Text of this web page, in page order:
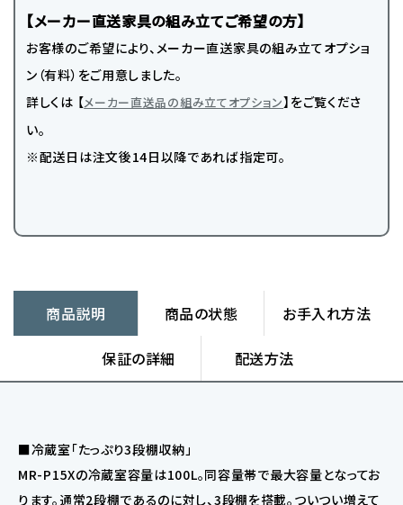
【メーカー直送家具の組み立てご希望の方】
お客様のご希望により、メーカー直送家具の組み立てオプショ
ン（有料）をご用意しました。
詳しくは 【メーカー直送品の組み立てオプション】をご覧くださ
い。
※配送日は注文後14日以降であれば指定可。
商品説明 商品の状態 お手入れ方法
保証の詳細 配送方法
■冷蔵室「たっぷり3段棚収納」
MR-P15Xの冷蔵室容量は100L。同容量帯で最大容量となってお
ります。通常2段棚であるのに対し、3段棚を搭載。ついつい増えて